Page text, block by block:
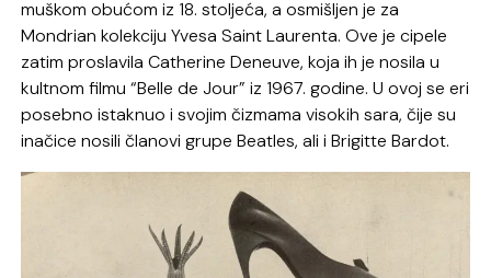
muškom obućom iz 18. stoljeća, a osmišljen je za
Mondrian kolekciju Yvesa Saint Laurenta. Ove je cipele
zatim proslavila Catherine Deneuve, koja ih je nosila u
kultnom filmu “Belle de Jour” iz 1967. godine. U ovoj se eri
posebno istaknuo i svojim čizmama visokih sara, čije su
inačice nosili članovi grupe Beatles, ali i Brigitte Bardot.